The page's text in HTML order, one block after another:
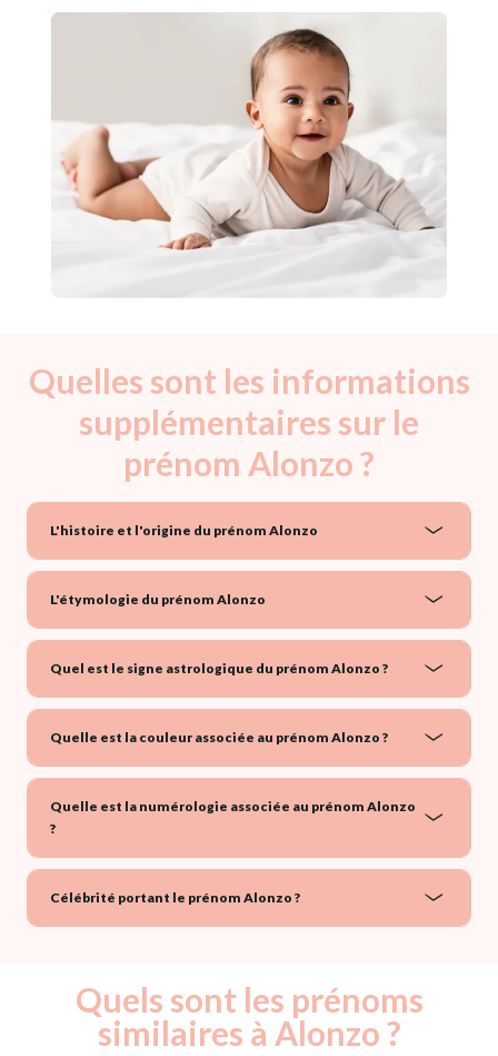
Quelles sont les informations
supplémentaires sur le
prénom Alonzo ?
L'histoire et l'origine du prénom Alonzo
L'étymologie du prénom Alonzo
Quel est le signe astrologique du prénom Alonzo ?
Quelle est la couleur associée au prénom Alonzo ?
Quelle est la numérologie associée au prénom Alonzo
?
Célébrité portant le prénom Alonzo ?
Quels sont les prénoms
similaires à Alonzo ?